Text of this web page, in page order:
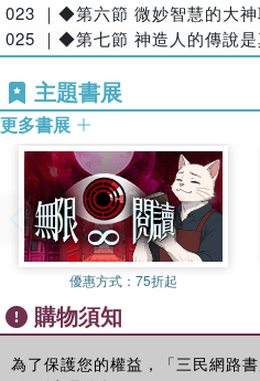
從古老的山海經與神話中找到月
人類的文明史，空心的月球讓
《人類史前星戰之羿射九日》
一書是人類有史以來最震撼的一
幾乎是人類教科書中不解之謎
連「外星專家」都不能知道的
UFO倒底是為什麼而出現？
200年前的工業革命是誰發動的
023 ｜◆第六節 微妙智慧的大
025 ｜◆第七節 神造人的傳說是
029 ｜◆第八節 保護地球的月
033 ｜◆第九節 六千七百萬年前
037 ｜◆第十節 星際導航遺跡
039 ｜◆第十一節 冰封南極 留
043 ｜◆第十二節 亞特蘭堤斯
047 ｜◆第十三節 亞特蘭堤斯
053 ｜◆第十四節 來自上天的
上古神話 真實歷史
059 ｜◆第十五節 女媧補天 協
主題書展
更多書展
優惠方式： 75折起
購物須知
為了保護您的權益，「三民網路書